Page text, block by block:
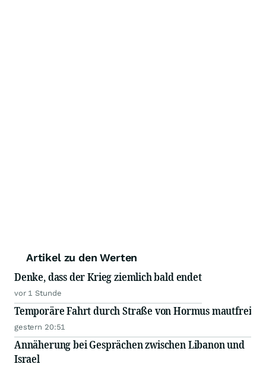
Artikel zu den Werten
Denke, dass der Krieg ziemlich bald endet
vor 1 Stunde
Temporäre Fahrt durch Straße von Hormus mautfrei
gestern 20:51
Annäherung bei Gesprächen zwischen Libanon und
Israel